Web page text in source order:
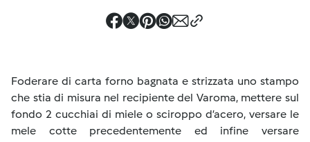
Foderare di carta forno bagnata e strizzata uno stampo
che stia di misura nel recipiente del Varoma, mettere sul
fondo 2 cucchiai di miele o sciroppo d’acero, versare le
mele cotte precedentemente ed infine versare